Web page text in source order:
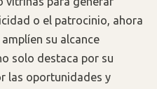
o el patrocinio, ahora
su alcance
solo destaca por su
las oportunidades y